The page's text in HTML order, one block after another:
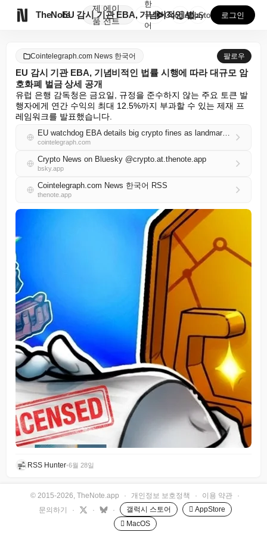
TheNote
제
품
에이
전트
EU 감시 기관 EBA, 기념비적인 법률 시행에 따라 ...
한
국
어
GooglePlay
AppStore 로그인
Cointelegraph.com News 한국어 팔로우
EU 감시 기관 EBA, 기념비적인 법률 시행에 따라 대규모 암
호화폐 벌금 상세 공개
유럽 은행 감독청은 금요일, 규정을 준수하지 않는 주요 토큰 발
행자에게 연간 수익의 최대 12.5%까지 부과할 수 있는 제재 프
레임워크를 발표했습니다.
EU watchdog EBA details big crypto fines as landmark laws bite
cointelegraph.com
Crypto News on Bluesky @crypto.at.thenote.app
bsky.app
Cointelegraph.com News 한국어 RSS
thenote.app
RSS Hunter•6월 28일
© 2015-2026, TheNote.app · 개인정보 보호정책 · 이용 약관
·
문의하기
· · · 갤럭시 스토어
 AppStore
 MacOS